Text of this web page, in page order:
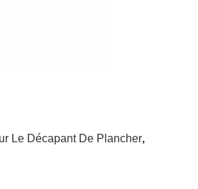
Le Décapant De Plancher,